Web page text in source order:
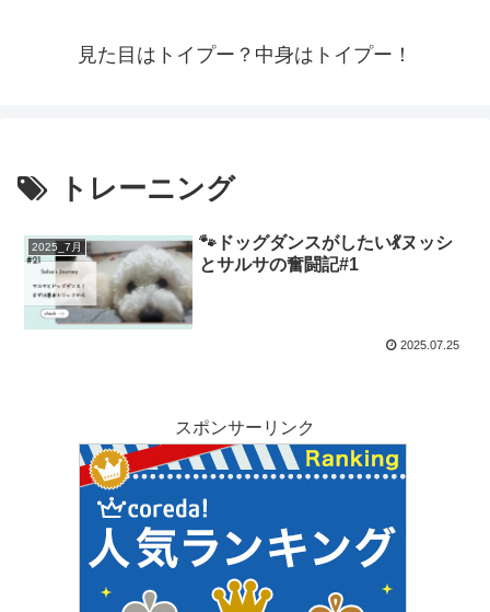
見た目はトイプー？中身はトイプー！
トレーニング
2025_7月
🐾ドッグダンスがしたい💃ヌッシ
とサルサの奮闘記#1
2025.07.25
スポンサーリンク